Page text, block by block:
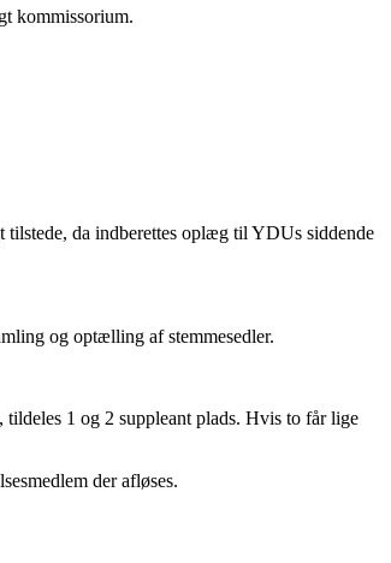
kommissorium.
da indberettes oplæg til YDUs siddende
og optælling af stemmesedler.
1 og 2 suppleant plads. Hvis to får lige
der afløses.